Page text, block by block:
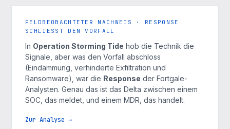
FELDBEOBACHTETER NACHWEIS · RESPONSE
SCHLIESST DEN VORFALL
In Operation Storming Tide hob die Technik die
Signale, aber was den Vorfall abschloss
(Eindämmung, verhinderte Exfiltration und
Ransomware), war die Response der Fortgale-
Analysten. Genau das ist das Delta zwischen einem
SOC, das meldet, und einem MDR, das handelt.
Zur Analyse →